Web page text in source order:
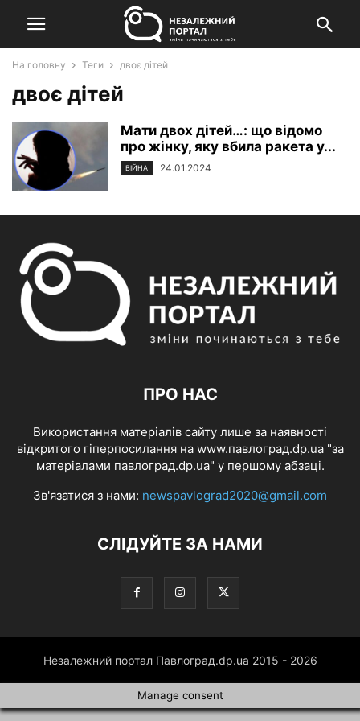
На головну Теги двоє дітей
двоє дітей
Мати двох дітей…: що відомо
про жінку, яку вбила ракета у...
ВІЙНА 24.01.2024
ПРО НАС
Використання матеріалів сайту лише за наявності
відкритого гіперпосилання на www.павлоград.dp.ua "за
матеріалами павлоград.dp.ua" у першому абзаці.
Зв'язатися з нами: newspavlograd2020@gmail.com
СЛІДУЙТЕ ЗА НАМИ
Незалежний портал Павлоград.dp.ua 2015 - 2026
Manage consent